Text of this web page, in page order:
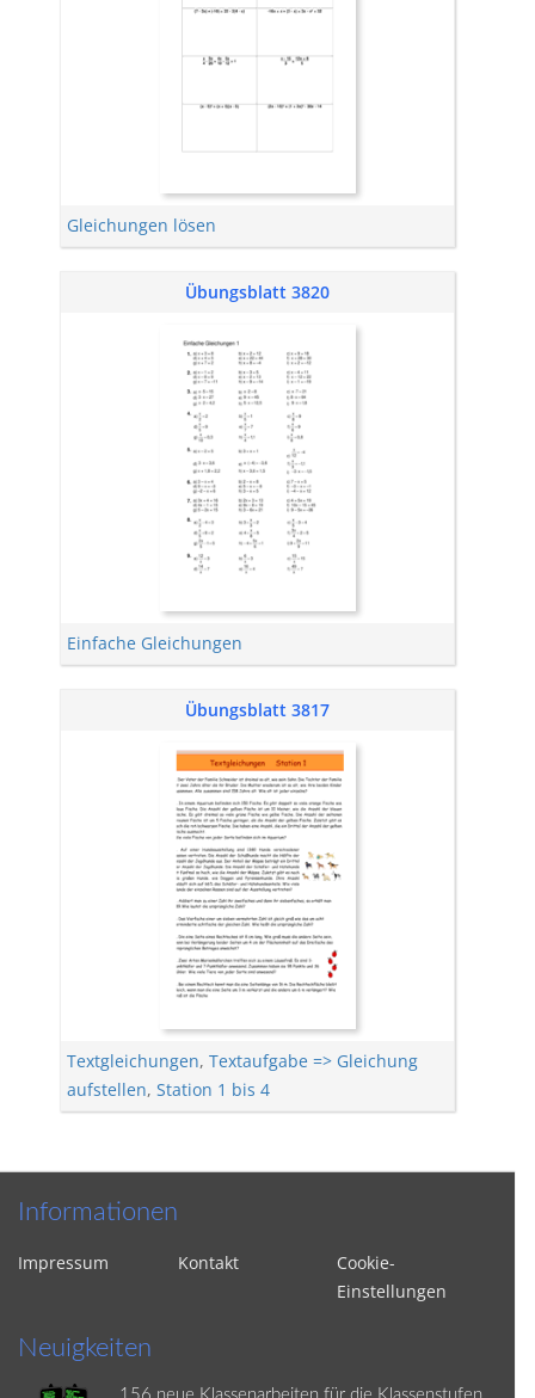
Gleichungen lösen
Übungsblatt 3820
Einfache Gleichungen
Übungsblatt 3817
Textgleichungen, Textaufgabe => Gleichung
aufstellen, Station 1 bis 4
Informationen
Impressum Kontakt
Cookie-
Einstellungen
Neuigkeiten